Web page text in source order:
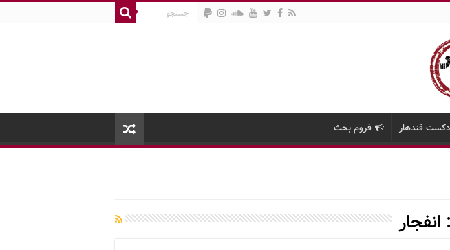
قندهار فروم بحث
انفجار